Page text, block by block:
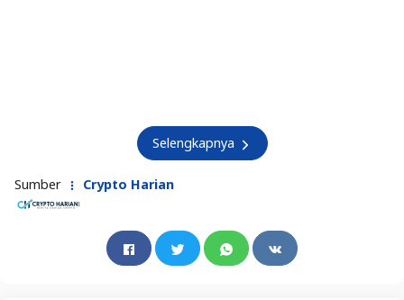
Selengkapnya
Sumber Crypto Harian